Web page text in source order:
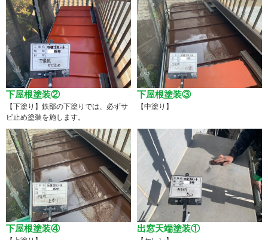
下屋根塗装②
【下塗り】鉄部の下塗りでは、必ずサ
ビ止め塗装を施します。
下屋根塗装③
【中塗り】
下屋根塗装④ 出窓天端塗装①